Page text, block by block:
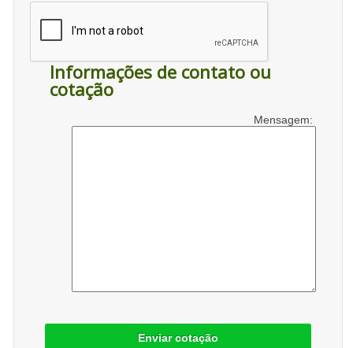
Informações de contato ou
cotação
Mensagem:
Enviar cotação